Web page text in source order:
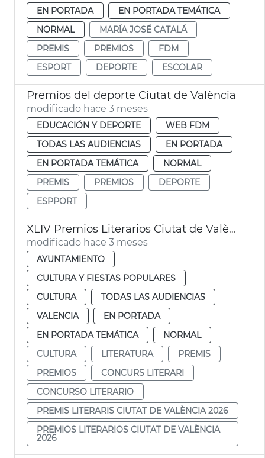
EN PORTADA
EN PORTADA TEMÁTICA
NORMAL
MARÍA JOSÉ CATALÁ
PREMIS
PREMIOS
FDM
ESPORT
DEPORTE ESCOLAR
Premios del deporte Ciutat de València
modificado hace 3 meses
EDUCACIÓN Y DEPORTE
WEB FDM
TODAS LAS AUDIENCIAS
EN PORTADA
EN PORTADA TEMÁTICA
NORMAL
PREMIS
PREMIOS
DEPORTE
ESPPORT
XLIV Premios Literarios Ciutat de València 2026
modificado hace 3 meses
AYUNTAMIENTO
CULTURA Y FIESTAS POPULARES
CULTURA
TODAS LAS AUDIENCIAS
VALENCIA
EN PORTADA
EN PORTADA TEMÁTICA
NORMAL
CULTURA
LITERATURA
PREMIS
PREMIOS
CONCURS LITERARI
CONCURSO LITERARIO
PREMIS LITERARIS CIUTAT DE VALÈNCIA 2026
PREMIOS LITERARIOS CIUTAT DE VALÈNCIA
2026